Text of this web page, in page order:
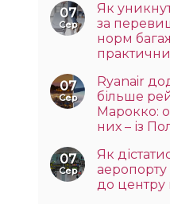
07
Сер
Як
за
норм
07
Сер
Ryanair
більше
Марокко:
них – із
07
Сер
Як
до центру